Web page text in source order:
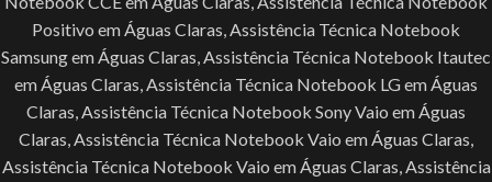
Positivo em Águas Claras, Assistência Técnica Notebook
Samsung em Águas Claras, Assistência Técnica Notebook Itautec
em Águas Claras, Assistência Técnica Notebook LG em Águas
Claras, Assistência Técnica Notebook Sony Vaio em Águas
Claras, Assistência Técnica Notebook Vaio em Águas Claras,
Assistência Técnica Notebook Vaio em Águas Claras, Assistência